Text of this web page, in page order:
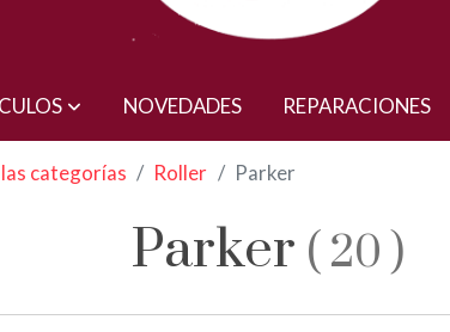
NOVEDADES REPARACIONES
categorías Roller Parker
Parker ( 20 )